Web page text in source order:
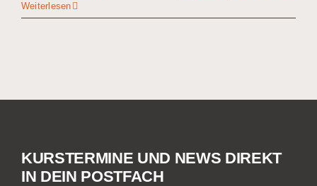
Weiterlesen
KURSTERMINE UND NEWS DIREKT
IN DEIN POSTFACH